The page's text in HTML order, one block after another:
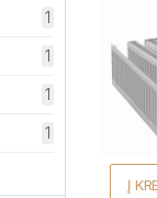
1
1
1
1
Į